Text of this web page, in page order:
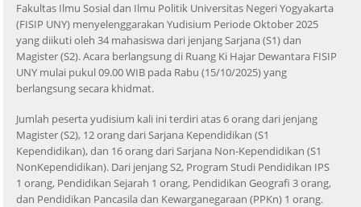
Fakultas Ilmu Sosial dan Ilmu Politik Universitas Negeri Yogyakarta
(FISIP UNY) menyelenggarakan Yudisium Periode Oktober 2025
yang diikuti oleh 34 mahasiswa dari jenjang Sarjana (S1) dan
Magister (S2). Acara berlangsung di Ruang Ki Hajar Dewantara FISIP
UNY mulai pukul 09.00 WIB pada Rabu (15/10/2025) yang
berlangsung secara khidmat.
Jumlah peserta yudisium kali ini terdiri atas 6 orang dari jenjang
Magister (S2), 12 orang dari Sarjana Kependidikan (S1
Kependidikan), dan 16 orang dari Sarjana Non-Kependidikan (S1
NonKependidikan). Dari jenjang S2, Program Studi Pendidikan IPS
1 orang, Pendidikan Sejarah 1 orang, Pendidikan Geografi 3 orang,
dan Pendidikan Pancasila dan Kewarganegaraan (PPKn) 1 orang.